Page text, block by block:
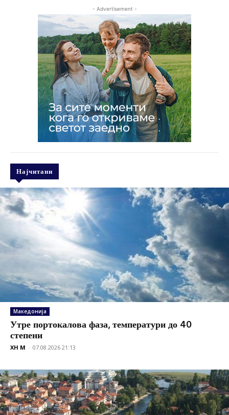
- Advertisement -
Најчитани
Македонија
Утре портокалова фаза, температури до 40
степени
XH M - 07.08.2026 21:13